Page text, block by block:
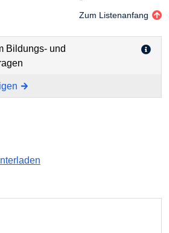
Zum Listenanfang
Bildungs- und